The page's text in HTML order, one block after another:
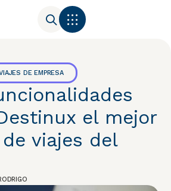
DE EMPRESA
el mejor
viajes del